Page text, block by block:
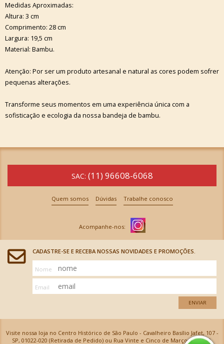
Medidas Aproximadas:
Altura: 3 cm
Comprimento: 28 cm
Largura: 19,5 cm
Material: Bambu.
Atenção: Por ser um produto artesanal e natural as cores podem sofrer
pequenas alterações.
Transforme seus momentos em uma experiência única com a
sofisticação e ecologia da nossa bandeja de bambu.
SAC: (11) 96608-6068
Quem somos Dúvidas Trabalhe conosco
CADASTRE-SE E RECEBA NOSSAS NOVIDADES E PROMOÇÕES.
Nome
Email
ENVIAR
Visite nossa loja no Centro Histórico de São Paulo - Cavalheiro Basílio Jafet, 107 -
SP, 01022-020 (Retirada de Pedido) ou Rua Vinte e Cinco de Março, 576 - SP,